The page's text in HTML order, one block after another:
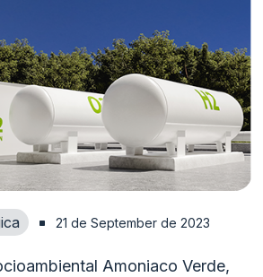
21 de September de 2023
Amoniaco Verde,